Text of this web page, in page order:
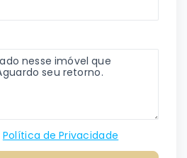
Política de Privacidade